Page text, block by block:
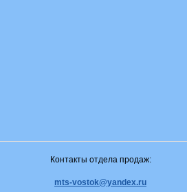
Контакты отдела продаж:
mts-vostok@yandex.ru